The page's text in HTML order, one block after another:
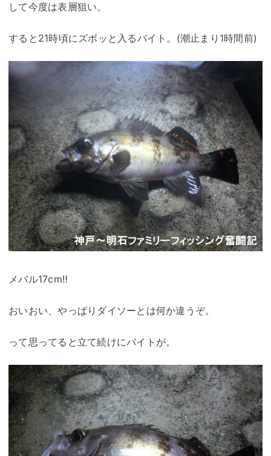
して今度は表層狙い。
すると21時頃にズボッと入るバイト。(潮止まり1時間前)
メバル17cm‼
おいおい、やっぱりダイソーとは何か違うぞ。
って思ってると立て続けにバイトが。